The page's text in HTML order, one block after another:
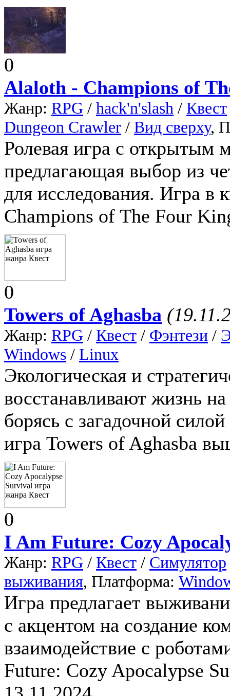
0
Alaloth - Champions of
Жанр: RPG / hack'n'slash / Квест
Dungeon Crawler / Вид сверху,
Ролевая игра с открытым
предлагающая выбор из
для исследования. Игра в
Champions of The Four
0
Towers of Aghasba
Жанр: RPG / Квест / Фэнтези /
Windows / Linux
Экологическая и
восстанавливают жизнь
борясь с загадочной
игра Towers of Aghasba
0
I Am Future: Cozy
Жанр: RPG / Квест / Симулятор
выживания, Платформа:
Игра предлагает
с акцентом на создание
взаимодействие с
Future: Cozy Apocalypse